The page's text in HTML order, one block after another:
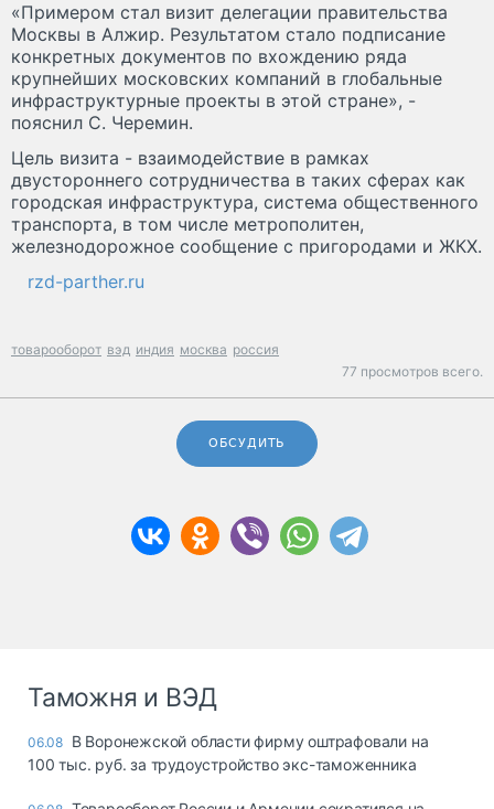
«Примером стал визит делегации правительства
Москвы в Алжир. Результатом стало подписание
конкретных документов по вхождению ряда
крупнейших московских компаний в глобальные
инфраструктурные проекты в этой стране», -
пояснил С. Черемин.
Цель визита - взаимодействие в рамках
двустороннего сотрудничества в таких сферах как
городская инфраструктура, система общественного
транспорта, в том числе метрополитен,
железнодорожное сообщение с пригородами и ЖКХ.
rzd-parther.ru
товарооборот вэд индия москва россия
77 просмотров всего.
ОБСУДИТЬ
Таможня и ВЭД
06.08 В Воронежской области фирму оштрафовали на
100 тыс. руб. за трудоустройство экс-таможенника